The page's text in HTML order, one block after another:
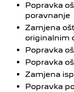
Popravka
poravnanje
Zamjena
originalnim
Popravka
Popravka
Zamjena
Popravka